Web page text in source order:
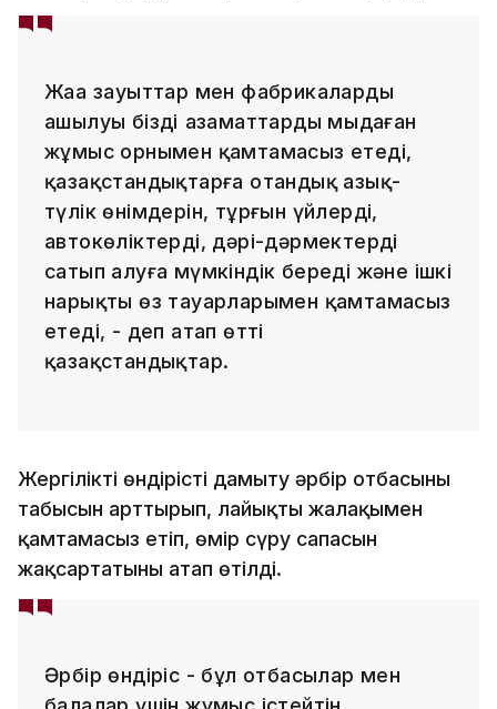
Жаңа зауыттар мен фабрикалардың
ашылуы біздің азаматтарды мыңдаған
жұмыс орнымен қамтамасыз етеді,
қазақстандықтарға отандық азық-
түлік өнімдерін, тұрғын үйлерді,
автокөліктерді, дәрі-дәрмектерді
сатып алуға мүмкіндік береді және ішкі
нарықты өз тауарларымен қамтамасыз
етеді, - деп атап өтті
қазақстандықтар.
Жергілікті өндірісті дамыту әрбір отбасының
табысын арттырып, лайықты жалақымен
қамтамасыз етіп, өмір сүру сапасын
жақсартатыны атап өтілді.
Әрбір өндіріс - бұл отбасылар мен